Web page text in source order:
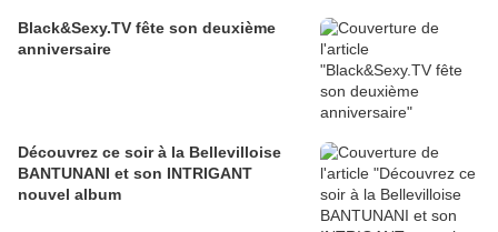
Black&Sexy.TV fête son deuxième
anniversaire
Découvrez ce soir à la Bellevilloise
BANTUNANI et son INTRIGANT
nouvel album